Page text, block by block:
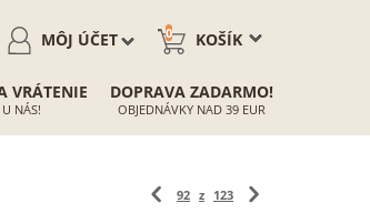
KOŠÍK
0
MÔJ ÚČET
VRÁTENIE
NÁS!
DOPRAVA ZADARMO!
OBJEDNÁVKY NAD 39 EUR
92 z 123